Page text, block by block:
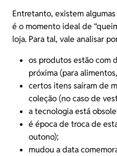
Entretanto, existem
é o momento ideal de
loja. Para tal, vale analisar
os produtos estão com
próxima (para
certos itens saíram de
coleção (no caso de
a tecnologia está
é época de troca de
outono);
mudou a data